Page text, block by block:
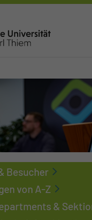
Besucher
von A-Z
&